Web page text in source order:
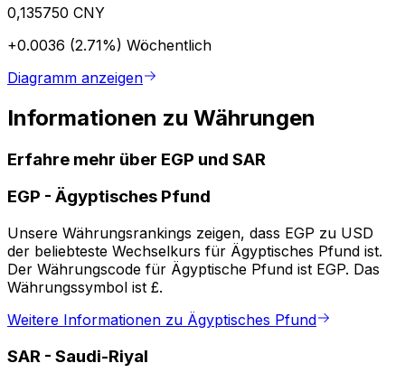
0,135750 CNY
+0.0036 (2.71%) Wöchentlich
Diagramm anzeigen
Informationen zu Währungen
Erfahre mehr über EGP und SAR
EGP - Ägyptisches Pfund
Unsere Währungsrankings zeigen, dass EGP zu USD
der beliebteste Wechselkurs für Ägyptisches Pfund ist.
Der Währungscode für Ägyptische Pfund ist EGP. Das
Währungssymbol ist £.
Weitere Informationen zu Ägyptisches Pfund
SAR - Saudi-Riyal